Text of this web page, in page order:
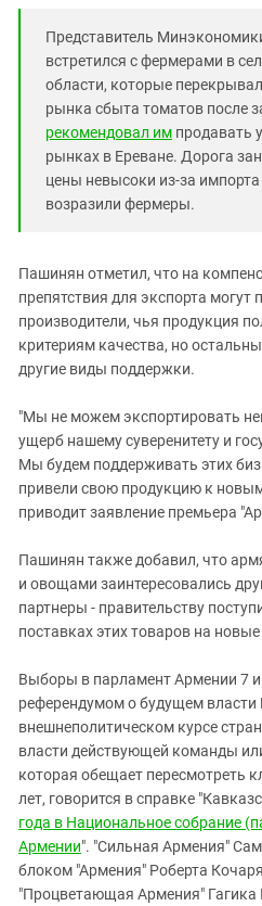
Представитель
встретился с фермерами в
области, которые
рынка сбыта томатов после
рекомендовал им продавать
рынках в Ереване. Дорога
цены невысоки из-за
возразили фермеры.
Пашинян отметил, что на
препятствия для экспорта могут
производители, чья продукция
критериям качества, но
другие виды поддержки.
"Мы не можем экспортировать
ущерб нашему суверенитету и
Мы будем поддерживать этих
привели свою продукцию к
приводит заявление премьера
Пашинян также добавил, что
и овощами заинтересовались
партнеры - правительству
поставках этих товаров на
Выборы в парламент Армении 7
референдумом о будущем
внешнеполитическом курсе
власти действующей команды
которая обещает пересмотреть
лет, говорится в справке
года в Национальное собрание
Армении". "Сильная Армения"
блоком "Армения" Роберта
"Процветающая Армения" Гагика